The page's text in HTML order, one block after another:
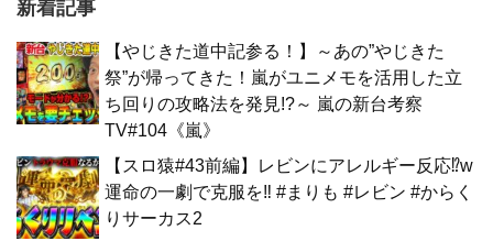
新着記事
【やじきた道中記参る！】～あの”やじきた
祭”が帰ってきた！嵐がユニメモを活用した立
ち回りの攻略法を発見!?～ 嵐の新台考察
TV#104《嵐》
【スロ猿#43前編】レビンにアレルギー反応⁉w
運命の一劇で克服を‼ #まりも #レビン #からく
りサーカス2